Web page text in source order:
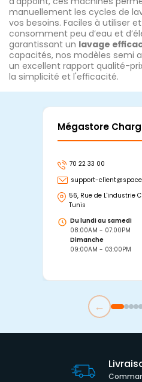
manuellement les cycles de
vos besoins. Faciles à utiliser
consomment peu d’eau et
garantissant un lavage
capacités, nos modèles semi
un excellent rapport qualité-
la simplicité et l'efficacité.
Mégastore
70 22 33 00
support-
56, Rue de L'industrie
Tunis
Du lundi au samedi
08:00AM - 07:00PM
Dimanche
09:00AM - 03:00PM
←